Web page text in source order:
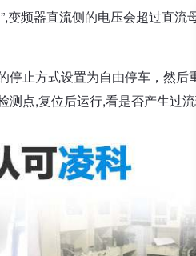
变频器直流侧的电压会超过直流
止方式设置为自由停车，然后
点,复位后运行,看是否产生过流